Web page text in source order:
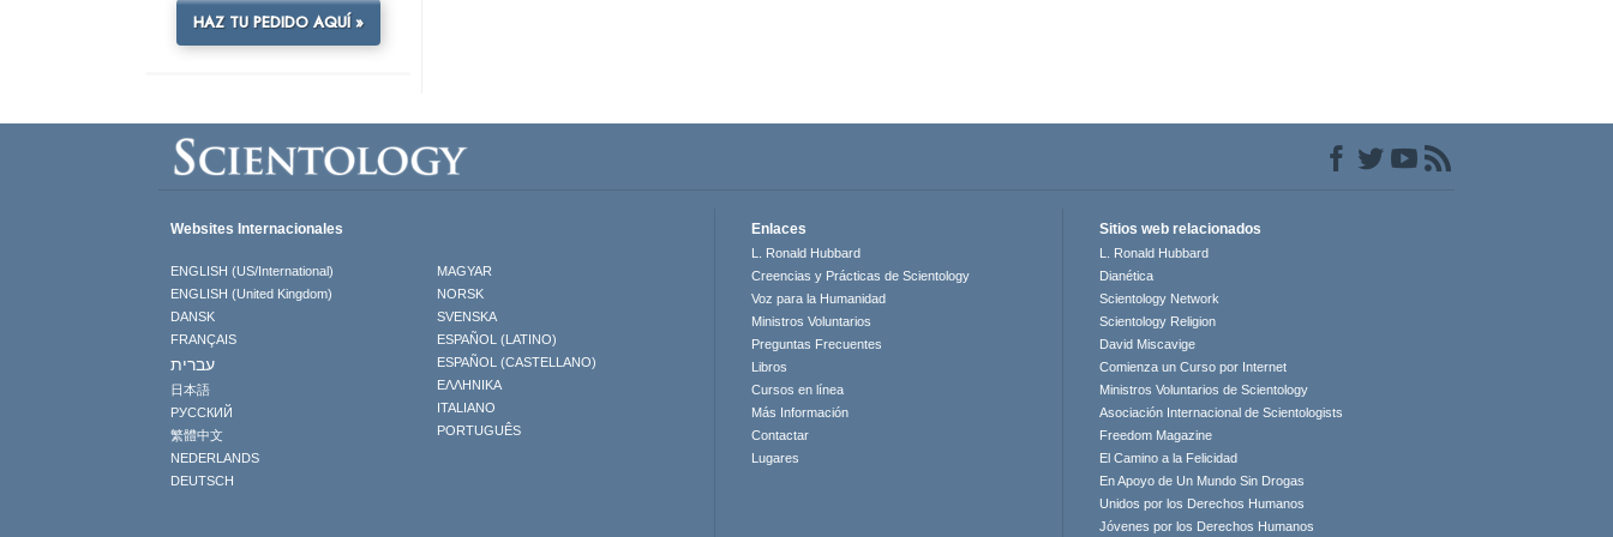
HAZ TU PEDIDO AQUÍ »
Websites Internacionales
ENGLISH (US/International)
ENGLISH (United Kingdom)
DANSK
FRANÇAIS
עברית
日本語
РУССКИЙ
繁體中文
NEDERLANDS
DEUTSCH
MAGYAR
NORSK
SVENSKA
ESPAÑOL (LATINO)
ESPAÑOL (CASTELLANO)
ΕΛΛΗΝΙΚA
ITALIANO
PORTUGUÊS
Enlaces
L. Ronald Hubbard
Creencias y Prácticas de Scientology
Voz para la Humanidad
Ministros Voluntarios
Preguntas Frecuentes
Libros
Cursos en línea
Más Información
Contactar
Lugares
Sitios web relacionados
L. Ronald Hubbard
Dianética
Scientology Network
Scientology Religion
David Miscavige
Comienza un Curso por Internet
Ministros Voluntarios de Scientology
Asociación Internacional de Scientologists
Freedom Magazine
El Camino a la Felicidad
En Apoyo de Un Mundo Sin Drogas
Unidos por los Derechos Humanos
Jóvenes por los Derechos Humanos